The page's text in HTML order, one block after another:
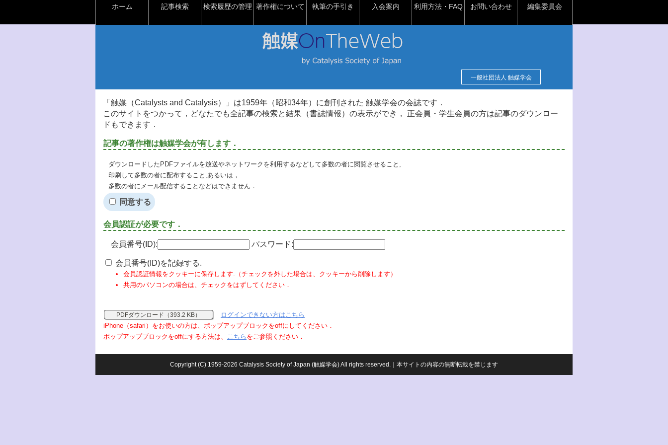
ホーム 記事検索 検索履歴の管理 著作権について 執筆の手引き 入会案内 利用方法・FAQ お問い合わせ 編集委員会
一般社団法人 触媒学会
「触媒（Catalysts and Catalysis）」は1959年（昭和34年）に創刊された 触媒学会の会誌です．
このサイトをつかって，どなたでも全記事の検索と結果（書誌情報）の表示ができ， 正会員・学生会員の方は記事のダウンロー
ドもできます．
記事の著作権は触媒学会が有します．
ダウンロードしたPDFファイルを放送やネットワークを利用するなどして多数の者に閲覧させること,
印刷して多数の者に配布すること,あるいは，
多数の者にメール配信することなどはできません．
同意する
会員認証が必要です．
会員番号(ID): パスワード:
会員番号(ID)を記録する.
会員認証情報をクッキーに保存します.（チェックを外した場合は、クッキーから削除します）
共用のパソコンの場合は、チェックをはずしてください．
PDFダウンロード（393.2 KB）
ログインできない方はこちら
iPhone（safari）をお使いの方は、ポップアップブロックをoffにしてください．
ポップアップブロックをoffにする方法は、 こちら をご参照ください．
Copyright (C) 1959-2026 Catalysis Society of Japan (触媒学会) All rights reserved.｜本サイトの内容の無断転載を禁じます